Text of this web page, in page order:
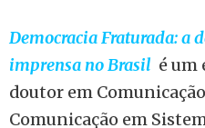
Democracia Fraturada: a
imprensa no Brasil é um
doutor em
Comunicação em